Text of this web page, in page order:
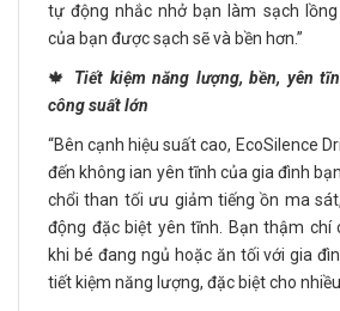
tự động nhắc nhở bạn làm sạch
của bạn được sạch sẽ và bền hơn.”
🍁 Tiết kiệm năng lượng, bền, yên
công suất lớn
“Bên cạnh hiệu suất cao, EcoSilence
đến không ian yên tĩnh của gia đình
chổi than tối ưu giảm tiếng ồn ma
động đặc biệt yên tĩnh. Bạn thậm chí
khi bé đang ngủ hoặc ăn tối với gia
tiết kiệm năng lượng, đặc biệt cho